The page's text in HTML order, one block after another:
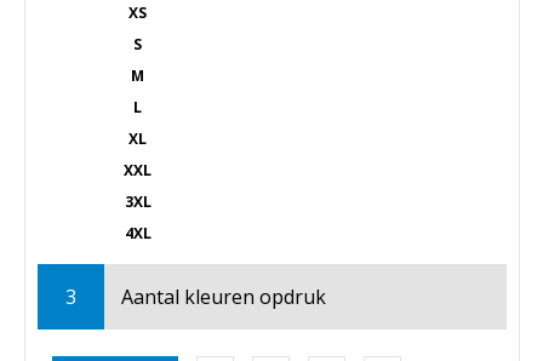
XS
S
M
L
XL
XXL
3XL
4XL
3 Aantal kleuren opdruk